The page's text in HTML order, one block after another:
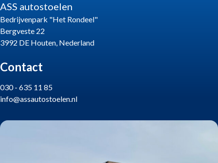
ASS autostoelen
Bedrijvenpark "Het Rondeel"
Bergveste 22
3992 DE Houten, Nederland
Contact
030 - 635 11 85
info@assautostoelen.nl